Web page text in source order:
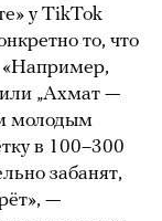
у TikTok
то, что
«Например,
или „Ахмат —
молодым
в 100–300
забанят,
—